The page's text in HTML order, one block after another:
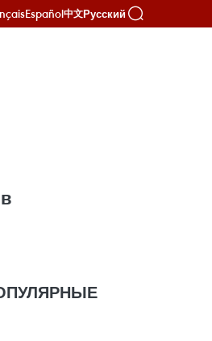
Español中文Русский